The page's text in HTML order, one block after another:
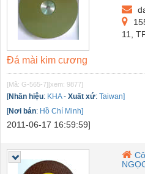
11,
Đá mài kim cương
[Mã: G-565-7][xem: 9877]
[Nhãn hiệu: KHA- Xuất xứ: Taiwan]
[Nơi bán: Hồ Chí Minh]
2011-06-17 16:59:59]